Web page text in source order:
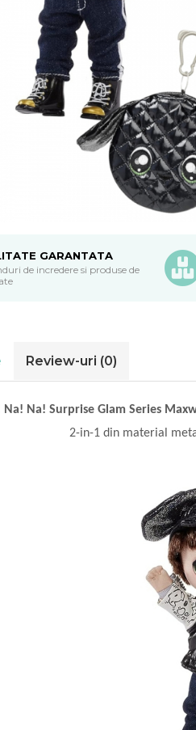
GARANTATA
de incredere si produse de
Review-uri (0)
Na! Na! Surprise Glam Series
2-in-1 din material